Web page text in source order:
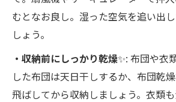
むとなお良し​。湿った空気を追い出
しょう。
・収納前にしっかり乾燥✨: 布団や衣
した布団は天日干しするか、布団乾
飛ばしてから収納しましょう。衣類